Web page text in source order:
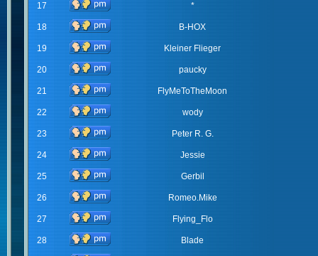
17 *
18 B-HOX
19 Kleiner Flieger
20 paucky
21 FlyMeToTheMoon
22 wody
23 Peter R. G.
24 Jessie
25 Gerbil
26 Romeo.Mike
27 Flying_Flo
28 Blade